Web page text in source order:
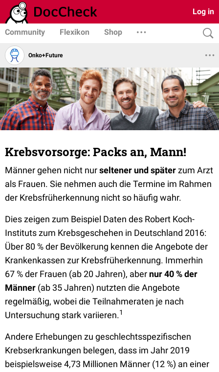
Log in
Community Flexikon Shop
Onko+Future
Krebsvorsorge: Packs an, Mann!
Männer gehen nicht nurseltener und späterzum Arzt
als Frauen. Sie nehmen auch die Termine im Rahmen
der Krebsfrüherkennung nicht so häufig wahr.
Dies zeigen zum Beispiel Daten des Robert Koch-
Instituts zum Krebsgeschehen in Deutschland 2016:
Über 80 % der Bevölkerung kennen die Angebote der
Krankenkassen zur Krebsfrüherkennung. Immerhin
67 % der Frauen (ab 20 Jahren), aber nur 40 % der
Männer (ab 35 Jahren) nutzten die Angebote
regelmäßig, wobei die Teilnahmeraten je nach
Untersuchung stark variieren.1
Andere Erhebungen zu geschlechtsspezifischen
Krebserkrankungen belegen, dass im Jahr 2019
beispielsweise 4,73 Millionen Männer (12 %) an einer